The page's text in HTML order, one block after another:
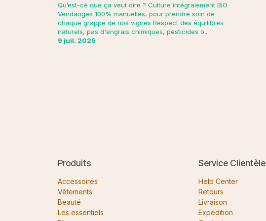
Qu’est-ce que ça veut dire ? Culture intégralement BIO
Vendanges 100% manuelles, pour prendre soin de
chaque grappe de nos vignes Respect des équilibres
naturels, pas d'engrais chimiques, pesticides o...
9 juil. 2025
Produits
Accessoires
Vêtements
Beauté
Les essentiels
Service Clientèle
Help Center
Retours
Livraison
Expédition